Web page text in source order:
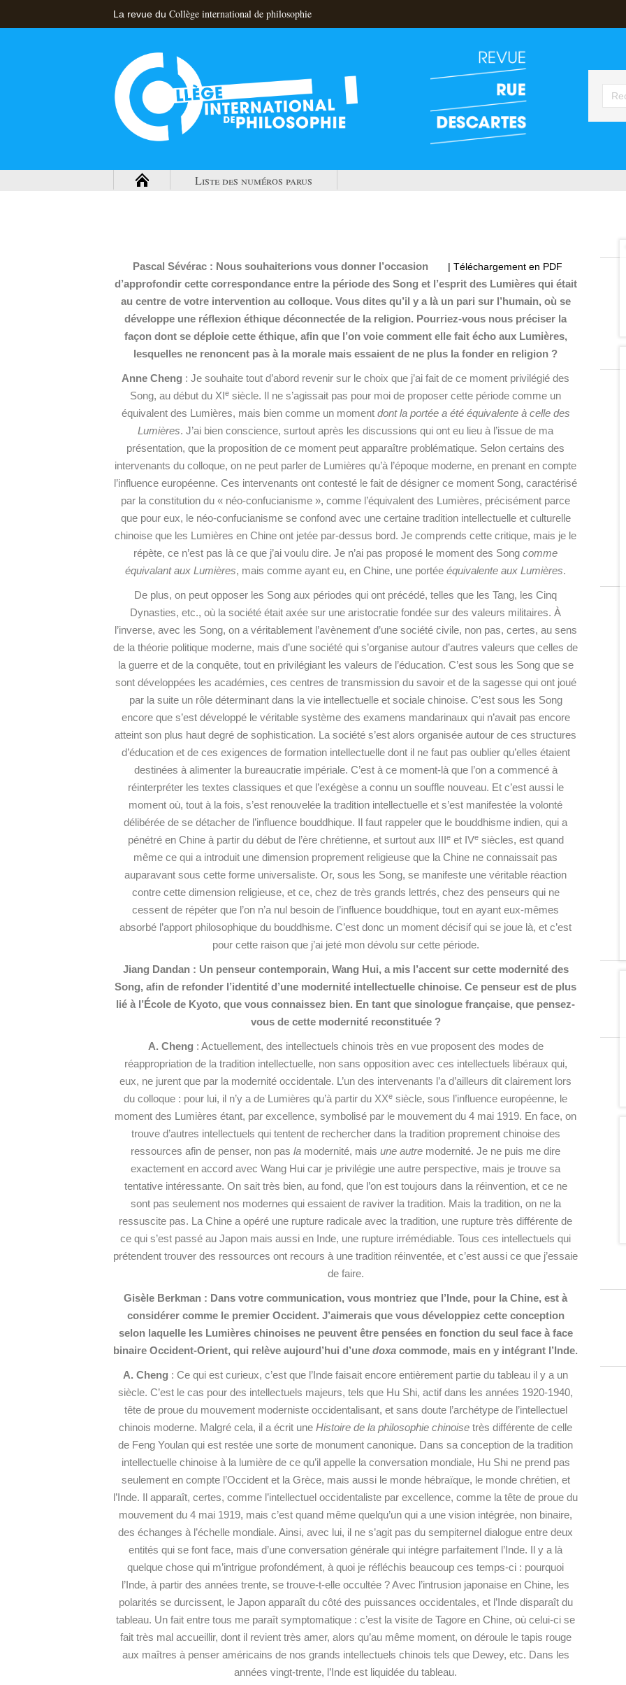
La revue du Collège international de philosophie
Liste des numéros parus
| Téléchargement en PDF
Pascal Sévérac : Nous souhaiterions vous donner l’occasion
d’approfondir cette correspondance entre la période des Song et l’esprit des Lumières qui était
au centre de votre intervention au colloque. Vous dites qu’il y a là un pari sur l’humain, où se
développe une réflexion éthique déconnectée de la religion. Pourriez-vous nous préciser la
façon dont se déploie cette éthique, afin que l’on voie comment elle fait écho aux Lumières,
lesquelles ne renoncent pas à la morale mais essaient de ne plus la fonder en religion ?
Anne Cheng : Je souhaite tout d’abord revenir sur le choix que j’ai fait de ce moment privilégié des
Song, au début du XIe siècle. Il ne s’agissait pas pour moi de proposer cette période comme un
équivalent des Lumières, mais bien comme un moment dont la portée a été équivalente à celle des
Lumières. J’ai bien conscience, surtout après les discussions qui ont eu lieu à l’issue de ma
présentation, que la proposition de ce moment peut apparaître problématique. Selon certains des
intervenants du colloque, on ne peut parler de Lumières qu’à l’époque moderne, en prenant en compte
l’influence européenne. Ces intervenants ont contesté le fait de désigner ce moment Song, caractérisé
par la constitution du « néo-confucianisme », comme l’équivalent des Lumières, précisément parce
que pour eux, le néo-confucianisme se confond avec une certaine tradition intellectuelle et culturelle
chinoise que les Lumières en Chine ont jetée par-dessus bord. Je comprends cette critique, mais je le
répète, ce n’est pas là ce que j’ai voulu dire. Je n’ai pas proposé le moment des Song comme
équivalant aux Lumières, mais comme ayant eu, en Chine, une portée équivalente aux Lumières.
De plus, on peut opposer les Song aux périodes qui ont précédé, telles que les Tang, les Cinq
Dynasties, etc., où la société était axée sur une aristocratie fondée sur des valeurs militaires. À
l’inverse, avec les Song, on a véritablement l’avènement d’une société civile, non pas, certes, au sens
de la théorie politique moderne, mais d’une société qui s’organise autour d’autres valeurs que celles de
la guerre et de la conquête, tout en privilégiant les valeurs de l’éducation. C’est sous les Song que se
sont développées les académies, ces centres de transmission du savoir et de la sagesse qui ont joué
par la suite un rôle déterminant dans la vie intellectuelle et sociale chinoise. C’est sous les Song
encore que s’est développé le véritable système des examens mandarinaux qui n’avait pas encore
atteint son plus haut degré de sophistication. La société s’est alors organisée autour de ces structures
d’éducation et de ces exigences de formation intellectuelle dont il ne faut pas oublier qu’elles étaient
destinées à alimenter la bureaucratie impériale. C’est à ce moment-là que l’on a commencé à
réinterpréter les textes classiques et que l’exégèse a connu un souffle nouveau. Et c’est aussi le
moment où, tout à la fois, s’est renouvelée la tradition intellectuelle et s’est manifestée la volonté
délibérée de se détacher de l’influence bouddhique. Il faut rappeler que le bouddhisme indien, qui a
pénétré en Chine à partir du début de l’ère chrétienne, et surtout aux IIIeet IVesiècles, est quand
même ce qui a introduit une dimension proprement religieuse que la Chine ne connaissait pas
auparavant sous cette forme universaliste. Or, sous les Song, se manifeste une véritable réaction
contre cette dimension religieuse, et ce, chez de très grands lettrés, chez des penseurs qui ne
cessent de répéter que l’on n’a nul besoin de l’influence bouddhique, tout en ayant eux-mêmes
absorbé l’apport philosophique du bouddhisme. C’est donc un moment décisif qui se joue là, et c’est
pour cette raison que j’ai jeté mon dévolu sur cette période.
Jiang Dandan : Un penseur contemporain, Wang Hui, a mis l’accent sur cette modernité des
Song, afin de refonder l’identité d’une modernité intellectuelle chinoise. Ce penseur est de plus
lié à l’École de Kyoto, que vous connaissez bien. En tant que sinologue française, que pensez-
vous de cette modernité reconstituée ?
A. Cheng : Actuellement, des intellectuels chinois très en vue proposent des modes de
réappropriation de la tradition intellectuelle, non sans opposition avec ces intellectuels libéraux qui,
eux, ne jurent que par la modernité occidentale. L’un des intervenants l’a d’ailleurs dit clairement lors
du colloque : pour lui, il n’y a de Lumières qu’à partir du XXe siècle, sous l’influence européenne, le
moment des Lumières étant, par excellence, symbolisé par le mouvement du 4 mai 1919. En face, on
trouve d’autres intellectuels qui tentent de rechercher dans la tradition proprement chinoise des
ressources afin de penser, non pas la modernité, mais une autre modernité. Je ne puis me dire
exactement en accord avec Wang Hui car je privilégie une autre perspective, mais je trouve sa
tentative intéressante. On sait très bien, au fond, que l’on est toujours dans la réinvention, et ce ne
sont pas seulement nos modernes qui essaient de raviver la tradition. Mais la tradition, on ne la
ressuscite pas. La Chine a opéré une rupture radicale avec la tradition, une rupture très différente de
ce qui s’est passé au Japon mais aussi en Inde, une rupture irrémédiable. Tous ces intellectuels qui
prétendent trouver des ressources ont recours à une tradition réinventée, et c’est aussi ce que j’essaie
de faire.
Gisèle Berkman : Dans votre communication, vous montriez que l’Inde, pour la Chine, est à
considérer comme le premier Occident. J’aimerais que vous développiez cette conception
selon laquelle les Lumières chinoises ne peuvent être pensées en fonction du seul face à face
binaire Occident-Orient, qui relève aujourd’hui d’une doxa commode, mais en y intégrant l’Inde.
A. Cheng : Ce qui est curieux, c’est que l’Inde faisait encore entièrement partie du tableau il y a un
siècle. C’est le cas pour des intellectuels majeurs, tels que Hu Shi, actif dans les années 1920-1940,
tête de proue du mouvement moderniste occidentalisant, et sans doute l’archétype de l’intellectuel
chinois moderne. Malgré cela, il a écrit une Histoire de la philosophie chinoise très différente de celle
de Feng Youlan qui est restée une sorte de monument canonique. Dans sa conception de la tradition
intellectuelle chinoise à la lumière de ce qu’il appelle la conversation mondiale, Hu Shi ne prend pas
seulement en compte l’Occident et la Grèce, mais aussi le monde hébraïque, le monde chrétien, et
l’Inde. Il apparaît, certes, comme l’intellectuel occidentaliste par excellence, comme la tête de proue du
mouvement du 4 mai 1919, mais c’est quand même quelqu’un qui a une vision intégrée, non binaire,
des échanges à l’échelle mondiale. Ainsi, avec lui, il ne s’agit pas du sempiternel dialogue entre deux
entités qui se font face, mais d’une conversation générale qui intégre parfaitement l’Inde. Il y a là
quelque chose qui m’intrigue profondément, à quoi je réfléchis beaucoup ces temps-ci : pourquoi
l’Inde, à partir des années trente, se trouve-t-elle occultée ? Avec l’intrusion japonaise en Chine, les
polarités se durcissent, le Japon apparaît du côté des puissances occidentales, et l’Inde disparaît du
tableau. Un fait entre tous me paraît symptomatique : c’est la visite de Tagore en Chine, où celui-ci se
fait très mal accueillir, dont il revient très amer, alors qu’au même moment, on déroule le tapis rouge
aux maîtres à penser américains de nos grands intellectuels chinois tels que Dewey, etc. Dans les
années vingt-trente, l’Inde est liquidée du tableau.